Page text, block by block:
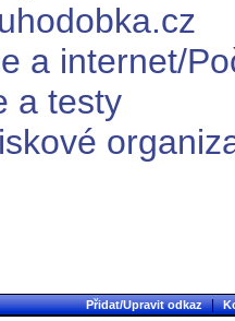
a internet/
a testy
Přidat/Upravit odkaz |